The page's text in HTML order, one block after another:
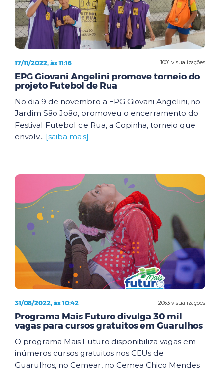
1001 visualizações
17/11/2022, às 11:16
EPG Giovani Angelini promove torneio do
projeto Futebol de Rua
No dia 9 de novembro a EPG Giovani Angelini, no
Jardim São João, promoveu o encerramento do
Festival Futebol de Rua, a Copinha, torneio que
envolv... [saiba mais]
2063 visualizações
31/08/2022, às 10:42
Programa Mais Futuro divulga 30 mil
vagas para cursos gratuitos em Guarulhos
O programa Mais Futuro disponibiliza vagas em
inúmeros cursos gratuitos nos CEUs de
Guarulhos, no Cemear, no Cemea Chico Mendes